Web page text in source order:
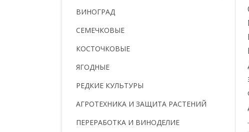
ВИНОГРАД
СЕМЕЧКОВЫЕ
КОСТОЧКОВЫЕ
ЯГОДНЫЕ
РЕДКИЕ КУЛЬТУРЫ
АГРОТЕХНИКА И ЗАЩИТА РАСТЕНИЙ
ПЕРЕРАБОТКА И ВИНОДЕЛИЕ